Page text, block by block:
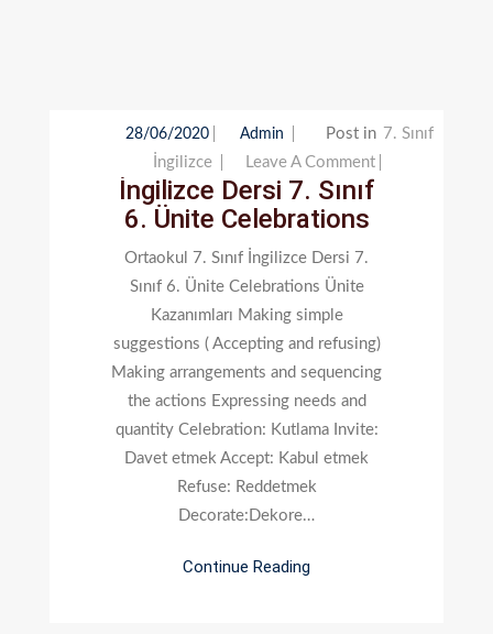
28/06/2020 Admin Post in 7. Sınıf
İngilizce
Leave A Comment
İngilizce Dersi 7. Sınıf
6. Ünite Celebrations
Ortaokul 7. Sınıf İngilizce Dersi 7.
Sınıf 6. Ünite Celebrations Ünite
Kazanımları Making simple
suggestions ( Accepting and refusing)
Making arrangements and sequencing
the actions Expressing needs and
quantity Celebration: Kutlama Invite:
Davet etmek Accept: Kabul etmek
Refuse: Reddetmek
Decorate:Dekore…
Continue Reading